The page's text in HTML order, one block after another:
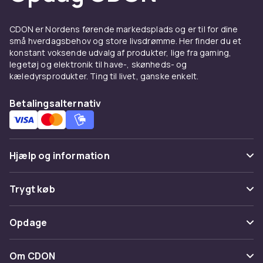
børster til grus, blade og snavs på udendørs
CDON er Nordens førende markedsplads og er til for dine
små hverdagsbehov og store livsdrømme. Her finder du et
konstant voksende udvalg af produkter, lige fra gaming,
legetøj og elektronik til have-, skønheds- og
kæledyrsprodukter. Ting til livet, ganske enkelt.
Betalingsalternativ
Hjælp og information
Ofte stillede spørgsmål
Spor pakke
Fortryd & returner her
Kontakt os
Trygt køb
Betaling
Levering
Opdage
Kategorier
Om CDON